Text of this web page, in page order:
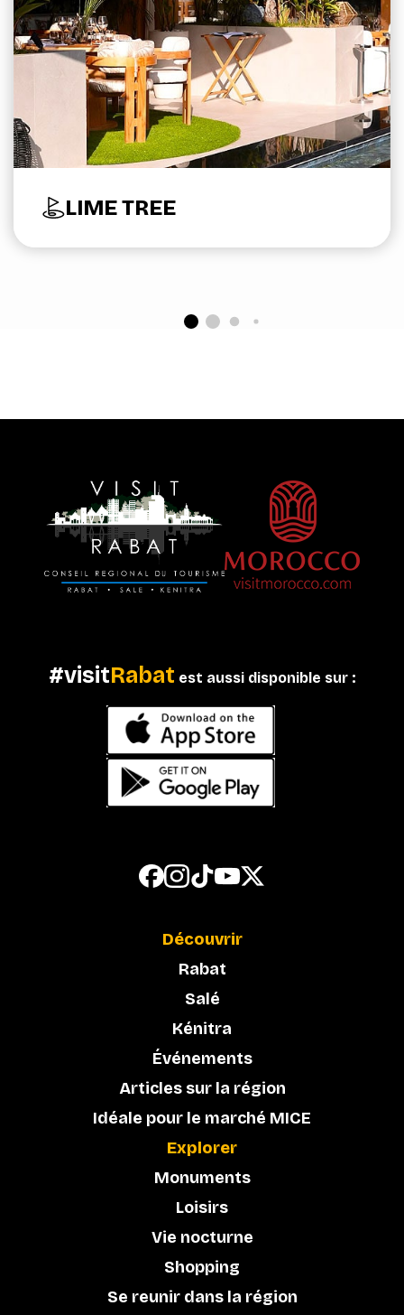
LIME TREE
#visitRabat est aussi disponible sur :
Découvrir
Rabat
Salé
Kénitra
Événements
Articles sur la région
Idéale pour le marché MICE
Explorer
Monuments
Loisirs
Vie nocturne
Shopping
Se reunir dans la région